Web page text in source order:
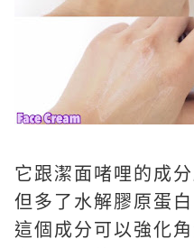
它跟潔面啫哩的成
但多了水解膠原蛋
這個成分可以強化